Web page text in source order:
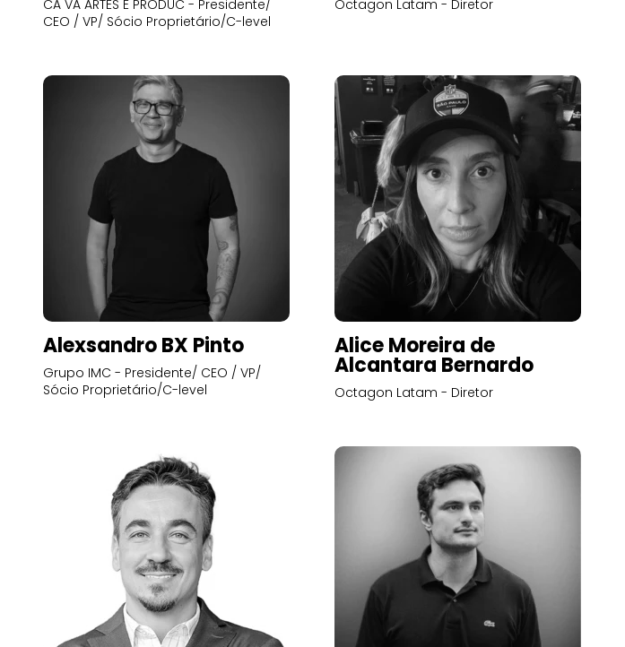
CA VA ARTES E PRODUC - Presidente/
CEO / VP/ Sócio Proprietário/C-level
Octagon Latam - Diretor
Alexsandro BX Pinto
Grupo IMC - Presidente/ CEO / VP/
Sócio Proprietário/C-level
Alice Moreira de
Alcantara Bernardo
Octagon Latam - Diretor